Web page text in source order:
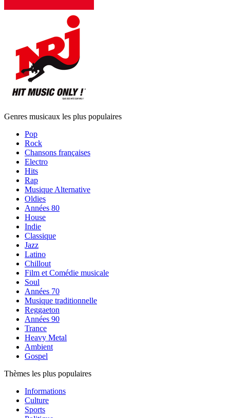
Genres musicaux les plus populaires
Pop
Rock
Chansons françaises
Electro
Hits
Rap
Musique Alternative
Oldies
Années 80
House
Indie
Classique
Jazz
Latino
Chillout
Film et Comédie musicale
Soul
Années 70
Musique traditionnelle
Reggaeton
Années 90
Trance
Heavy Metal
Ambient
Gospel
Thèmes les plus populaires
Informations
Culture
Sports